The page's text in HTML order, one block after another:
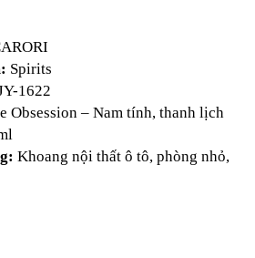
Spirits
1622
Obsession – Nam tính, thanh lịch
Khoang nội thất ô tô, phòng nhỏ,